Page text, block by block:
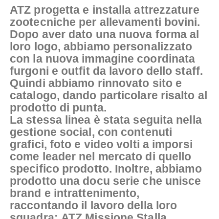
ATZ progetta e installa attrezzature
zootecniche per allevamenti bovini.
Dopo aver dato una nuova forma al
loro logo, abbiamo personalizzato
con la nuova immagine coordinata
furgoni e outfit da lavoro dello staff.
Quindi abbiamo rinnovato sito e
catalogo, dando particolare risalto al
prodotto di punta.
La stessa linea è stata seguita nella
gestione social, con contenuti
grafici, foto e video volti a imporsi
come leader nel mercato di quello
specifico prodotto. Inoltre, abbiamo
prodotto una docu serie che unisce
brand e intrattenimento,
raccontando il lavoro della loro